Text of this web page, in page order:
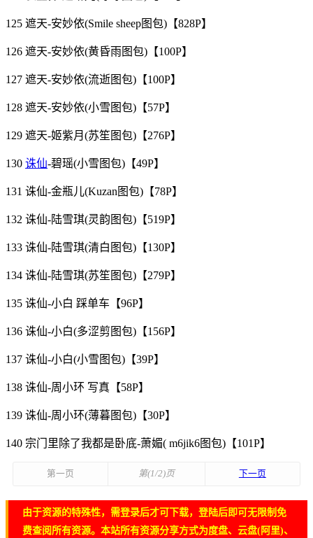
125 遮天-安妙依(Smile sheep图包)【828P】
126 遮天-安妙依(黄昏雨图包)【100P】
127 遮天-安妙依(流逝图包)【100P】
128 遮天-安妙依(小雪图包)【57P】
129 遮天-姬紫月(苏笙图包)【276P】
130 诛仙-碧瑶(小雪图包)【49P】
131 诛仙-金瓶儿(Kuzan图包)【78P】
132 诛仙-陆雪琪(灵韵图包)【519P】
133 诛仙-陆雪琪(清白图包)【130P】
134 诛仙-陆雪琪(苏笙图包)【279P】
135 诛仙-小白 踩单车【96P】
136 诛仙-小白(多涩剪图包)【156P】
137 诛仙-小白(小雪图包)【39P】
138 诛仙-周小环 写真【58P】
139 诛仙-周小环(薄暮图包)【30P】
140 宗门里除了我都是卧底-萧媚( m6jik6图包)【101P】
第一页 第(1/2)页 下一页
由于资源的特殊性，需登录后才可下载，登陆后即可无限制免
费查阅所有资源。本站所有资源分享方式为度盘、云盘(阿里)、